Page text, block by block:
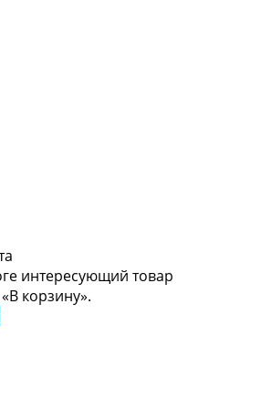
интересующий товар
корзину».